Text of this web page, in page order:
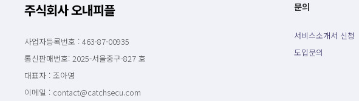
주식회사 오내피플
사업자등록번호 : 463-87-00935
통신판매번호: 2025-서울중구-827 호
대표자 : 조아영
이메일 : contact@catchsecu.com
문의
서비스소개서 신청
도입문의